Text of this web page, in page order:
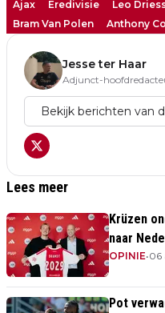
Ajax Eredivisie Leo
Bram Van Polen
Anthony
Jesse ter Haar
Adjunct-
Bekijk berichten van
Lees meer
Krüzen
naar
OPINIE•06
Pot